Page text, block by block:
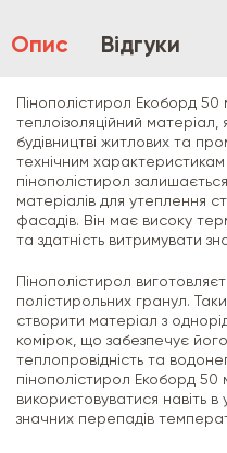
Опис Відгуки
Пінополістирол Екоборд
теплоізоляційний
будівництві житлових та
технічним характеристикам
пінополістирол
матеріалів для утеплення
фасадів. Він має високу
та здатність витримувати
Пінополістирол
полістирольних гранул.
створити матеріал з
комірок, що забезпечує
теплопровідність та
пінополістирол Екоборд
використовуватися навіть
значних перепадів